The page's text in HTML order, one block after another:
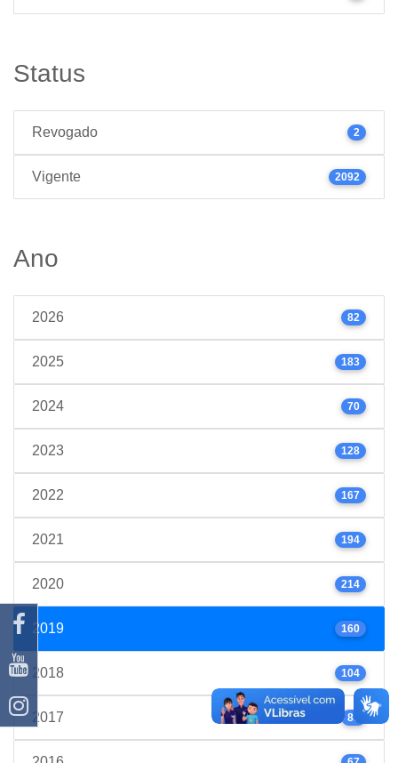
Status
Revogado 2
Vigente 2092
Ano
2026 82
2025 183
2024 70
2023 128
2022 167
2021 194
2020 214
2019 160
2018 104
2017 89